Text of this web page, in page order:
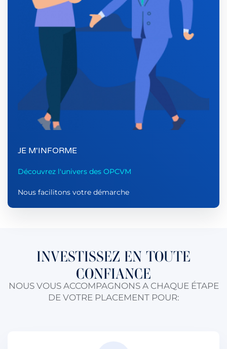
JE M'INFORME
Découvrez l'univers des OPCVM
Nous facilitons votre démarche
INVESTISSEZ EN TOUTE
CONFIANCE
NOUS VOUS ACCOMPAGNONS A CHAQUE ÉTAPE
DE VOTRE PLACEMENT POUR: